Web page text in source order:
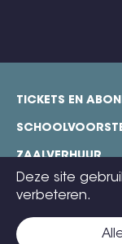
Deze site
verbeteren.
footer
TICKETS EN
ZAALVERHUUR
TECHNISCHE
CONTACT